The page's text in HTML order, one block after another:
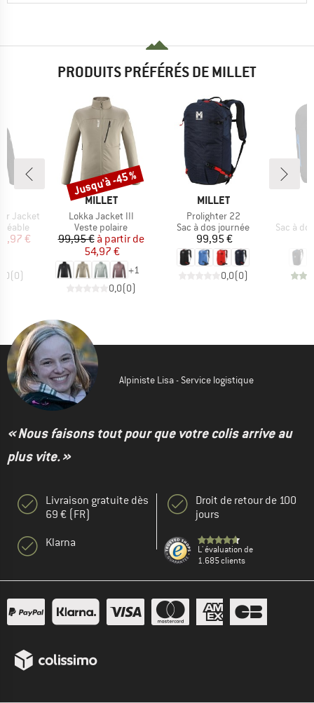
PRODUITS PRÉFÉRÉS DE MILLET
Jacket
réduit
€
(0)
MARQUE
MILLET
Article
Lokka Jacket III
Product group
Veste polaire
Prix
99,95 € Prix réduit
à partir de
54,97 €
+1
0,0(0)
Remise
Jusqu'à -45 %
MARQUE
MILLET
Article
Prolighter 22
Product group
Sac à dos journée
Prix
99,95 €
0,0(0)
Product
Sac à
Alpiniste Lisa - Service logistique
« Nous faisons tout pour que votre colis arrive au
plus vite. »
Livraison gratuite dès
69 € (FR)
Klarna
Droit de retour de 100
jours
L' évaluation de
1.685 clients